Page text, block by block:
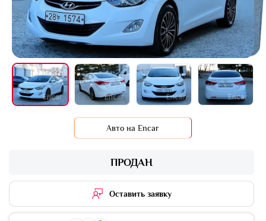
ПРОДАН
Оставить заявку
Авто на Encar